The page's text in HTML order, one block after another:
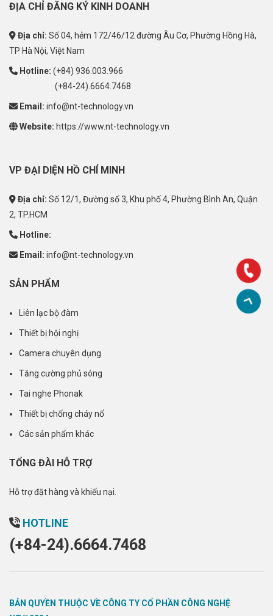
ĐỊA CHỈ ĐĂNG KÝ KINH DOANH
Địa chỉ: Số 04, hẻm 172/46/12 đường Âu Cơ, Phường Hồng Hà,
TP Hà Nội, Việt Nam
Hotline: (+84) 936.003.966
(+84-24).6664.7468
Email: info@nt-technology.vn
Website: https://www.nt-technology.vn
VP ĐẠI DIỆN HỒ CHÍ MINH
Địa chỉ: Số 12/1, Đường số 3, Khu phố 4, Phường Bình An, Quận
2, TP.HCM
Hotline:
Email: info@nt-technology.vn
SẢN PHẨM
Liên lạc bộ đàm
Thiết bị hội nghị
Camera chuyên dụng
Tăng cường phủ sóng
Tai nghe Phonak
Thiết bị chống cháy nổ
Các sản phẩm khác
TỔNG ĐÀI HỖ TRỢ
Hỗ trợ đặt hàng và khiếu nại.
HOTLINE
(+84-24).6664.7468
BẢN QUYỀN THUỘC VỀ CÔNG TY CỔ PHẦN CÔNG NGHỆ